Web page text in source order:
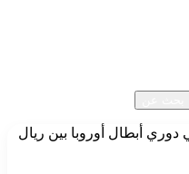
دوري أبطال أوروبا بين ريال